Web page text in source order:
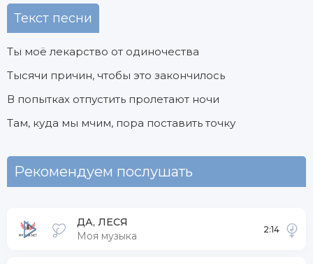
Текст песни
Ты моё лекарство от одиночества
Тысячи причин, чтобы это закончилось
В попытках отпустить пролетают ночи
Там, куда мы мчим, пора поставить точку
Рекомендуем послушать
ДА, ЛЕСЯ
Моя музыка
2:14